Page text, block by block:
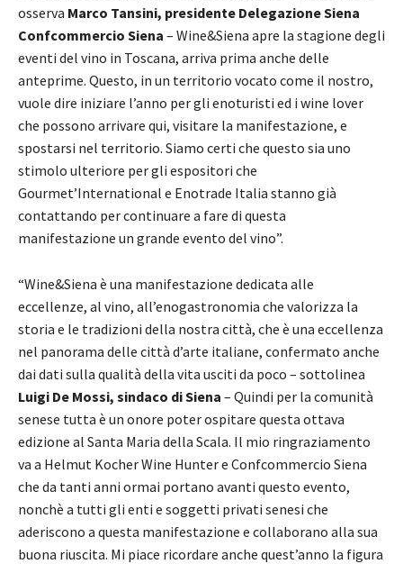
osserva Marco Tansini, presidente Delegazione Siena
Confcommercio Siena – Wine&Siena apre la stagione degli
eventi del vino in Toscana, arriva prima anche delle
anteprime. Questo, in un territorio vocato come il nostro,
vuole dire iniziare l’anno per gli enoturisti ed i wine lover
che possono arrivare qui, visitare la manifestazione, e
spostarsi nel territorio. Siamo certi che questo sia uno
stimolo ulteriore per gli espositori che
Gourmet’International e Enotrade Italia stanno già
contattando per continuare a fare di questa
manifestazione un grande evento del vino”.
“Wine&Siena è una manifestazione dedicata alle
eccellenze, al vino, all’enogastronomia che valorizza la
storia e le tradizioni della nostra città, che è una eccellenza
nel panorama delle città d’arte italiane, confermato anche
dai dati sulla qualità della vita usciti da poco – sottolinea
Luigi De Mossi, sindaco di Siena – Quindi per la comunità
senese tutta è un onore poter ospitare questa ottava
edizione al Santa Maria della Scala. Il mio ringraziamento
va a Helmut Kocher Wine Hunter e Confcommercio Siena
che da tanti anni ormai portano avanti questo evento,
nonchè a tutti gli enti e soggetti privati senesi che
aderiscono a questa manifestazione e collaborano alla sua
buona riuscita. Mi piace ricordare anche quest’anno la figura